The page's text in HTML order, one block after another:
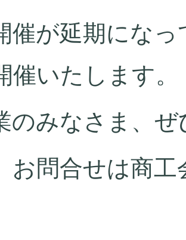
催が延期にな
催いたします。
のみなさま、
お問合せは商